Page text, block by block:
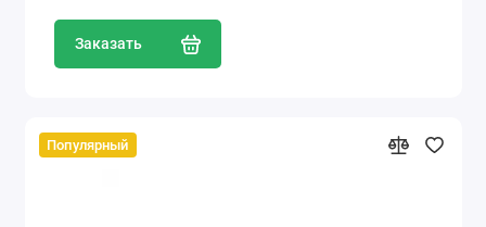
Заказать
Популярный